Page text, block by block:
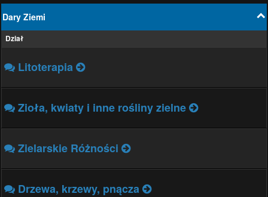
Dary Ziemi
Dział
Litoterapia
Zioła, kwiaty i inne rośliny zielne
Zielarskie Różności
Drzewa, krzewy, pnącza